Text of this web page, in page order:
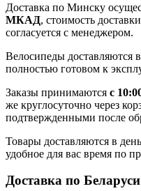
Доставка по Минску
МКАД, стоимость
согласуется с менеджером.
Велосипеды доставляются
полностью готовом к
Заказы принимаются с
же круглосуточно через
подтвержденными после
Товары доставляются в день
удобное для вас время по
Доставка по Беларуси